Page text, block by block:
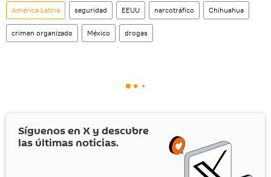
América Latina seguridad EEUU narcotráfico Chihuahua
crimen organizado México drogas
Síguenos en X y descubre
las últimas noticias.